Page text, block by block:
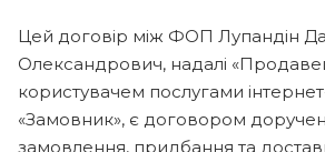
Цей договір між ФОП Лупандін
Олександрович, надалі
користувачем послугами
«Замовник», є договором
замовлення, придбання та